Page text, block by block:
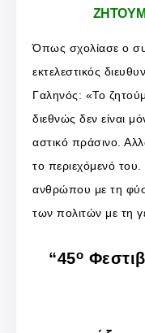
Όπως σχολίασε ο
εκτελεστικός
Γαληνός: «Το
διεθνώς δεν είναι
αστικό πράσινο.
το περιεχόμενό
ανθρώπου με τη
των πολιτών με τη
“45ο